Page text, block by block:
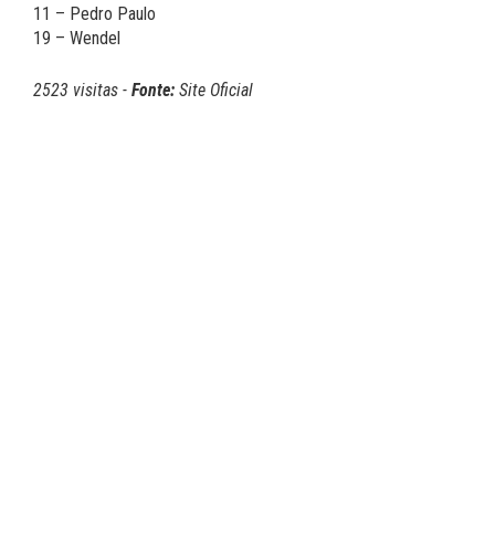
11 – Pedro Paulo
19 – Wendel
2523 visitas - Fonte: Site Oficial